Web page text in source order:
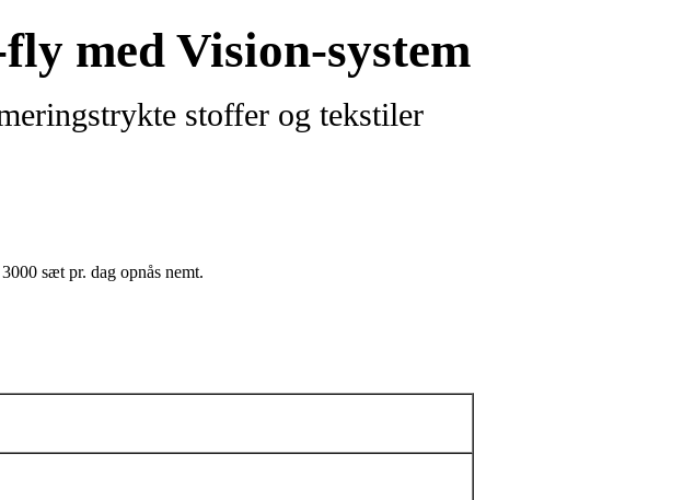
med Vision-system
stoffer og tekstiler
sæt pr. dag opnås nemt.